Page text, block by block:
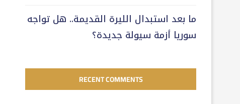
ما بعد استبدال الليرة القديمة.. هل تواجه
سوريا أزمة سيولة جديدة؟
RECENT COMMENTS